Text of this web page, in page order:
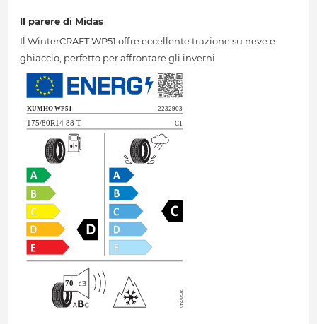
Il parere di Midas
Il WinterCRAFT WP51 offre eccellente trazione su neve e
ghiaccio, perfetto per affrontare gli inverni